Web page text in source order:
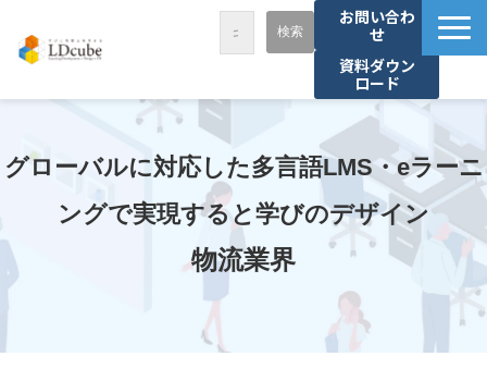
お問い合わ
せ
資料ダウン
ロード
LDcubeが選ばれる理由
サービス一覧
課題から探す
事例紹介
セミナー・講座
資料ダウンロード
グローバルに対応した多言語LMS・eラーニ
ングで実現すると学びのデザイン
物流業界